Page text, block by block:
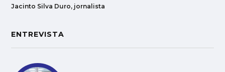
Jacinto Silva Duro, jornalista
ENTREVISTA